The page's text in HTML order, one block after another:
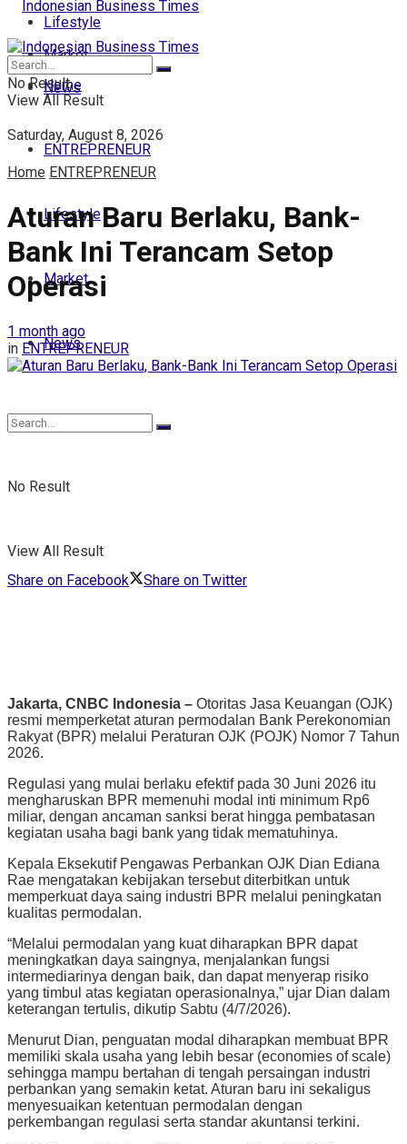
Lifestyle
Market
News
Saturday, August 8, 2026
Home
ENTREPRENEUR
Lifestyle
Market
News
No Result
View All Result
No Result
View All Result
Home ENTREPRENEUR
Aturan Baru Berlaku, Bank-
Bank Ini Terancam Setop
Operasi
1 month ago
in ENTREPRENEUR
Share on Facebook Share on Twitter
Jakarta, CNBC Indonesia – Otoritas Jasa Keuangan (OJK)
resmi memperketat aturan permodalan Bank Perekonomian
Rakyat (BPR) melalui Peraturan OJK (POJK) Nomor 7 Tahun
2026.
Regulasi yang mulai berlaku efektif pada 30 Juni 2026 itu
mengharuskan BPR memenuhi modal inti minimum Rp6
miliar, dengan ancaman sanksi berat hingga pembatasan
kegiatan usaha bagi bank yang tidak mematuhinya.
Kepala Eksekutif Pengawas Perbankan OJK Dian Ediana
Rae mengatakan kebijakan tersebut diterbitkan untuk
memperkuat daya saing industri BPR melalui peningkatan
kualitas permodalan.
“Melalui permodalan yang kuat diharapkan BPR dapat
meningkatkan daya saingnya, menjalankan fungsi
intermediarinya dengan baik, dan dapat menyerap risiko
yang timbul atas kegiatan operasionalnya,” ujar Dian dalam
keterangan tertulis, dikutip Sabtu (4/7/2026).
Menurut Dian, penguatan modal diharapkan membuat BPR
memiliki skala usaha yang lebih besar (economies of scale)
sehingga mampu bertahan di tengah persaingan industri
perbankan yang semakin ketat. Aturan baru ini sekaligus
menyesuaikan ketentuan permodalan dengan
perkembangan regulasi serta standar akuntansi terkini.